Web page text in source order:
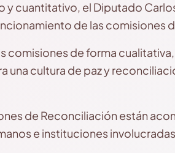
y cuantitativo, el Diputado
de las comisiones
comisiones de forma
una cultura de paz y
de Reconciliación están
e instituciones